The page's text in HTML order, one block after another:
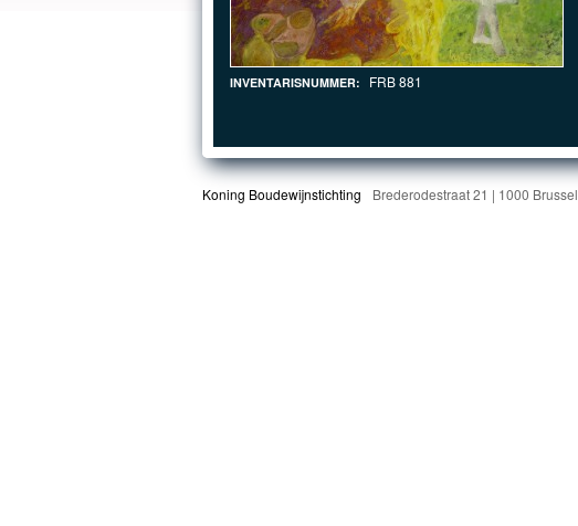
INVENTARISNUMMER: FRB 881
Koning Boudewijnstichting Brederodestraat 21 | 1000 Brussel